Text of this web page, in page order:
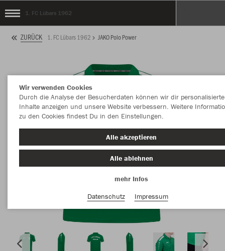
1. FC Lübars 1962
ZURÜCK 1. FC Lübars 1962 JAKO Polo Power
Wir verwenden Cookies
Durch die Analyse der Besucherdaten können wir dir personalisierte
Inhalte anzeigen und unsere Website verbessern. Weitere
zu den Cookies findest Du in den Einstellungen.
Alle akzeptieren
Alle ablehnen
mehr Infos
Datenschutz
Impressum